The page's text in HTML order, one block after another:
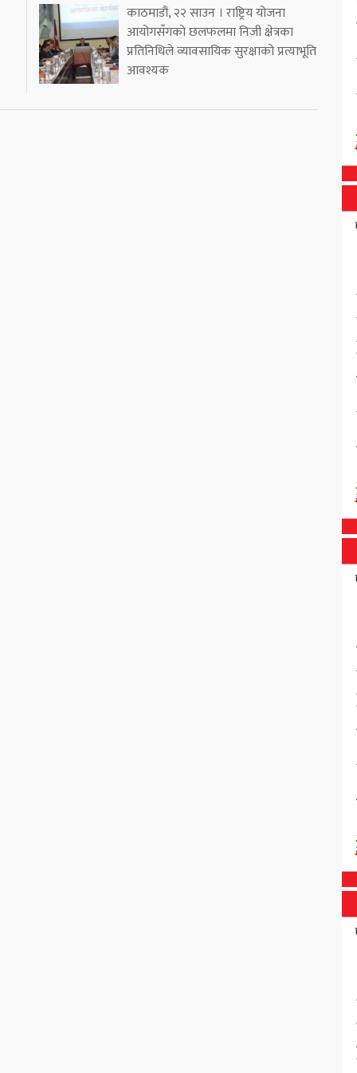
काठमाडौं, २२ साउन । राष्ट्रिय योजना
आयोगसँगको छलफलमा निजी क्षेत्रका
प्रतिनिधिले व्यावसायिक सुरक्षाको प्रत्याभूति
आवश्यक